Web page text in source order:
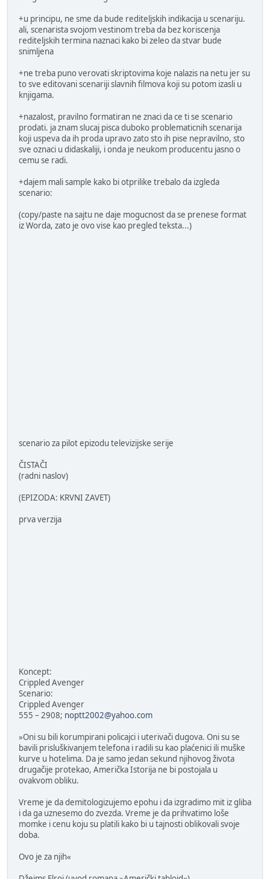
+u principu, ne sme da bude rediteljskih indikacija u scenariju.
ali, scenarista svojom vestinom treba da bez koriscenja
rediteljskih termina naznaci kako bi zeleo da stvar bude
snimljena
+ne treba puno verovati skriptovima koje nalazis na netu jer su
to sve editovani scenariji slavnih filmova koji su potom izasli u
knjigama.
+nazalost, pravilno formatiran ne znaci da ce ti se scenario
prodati. ja znam slucaj pisca duboko problematicnih scenarija
koji uspeva da ih proda upravo zato sto ih pise nepravilno, sto
sve oznaci u didaskaliji, i onda je neukom producentu jasno o
cemu se radi.
+dajem mali sample kako bi otprilike trebalo da izgleda
scenario:
(copy/paste na sajtu ne daje mogucnost da se prenese format
iz Worda, zato je ovo vise kao pregled teksta...)
scenario za pilot epizodu televizijske serije
ČISTAČI
(radni naslov)
(EPIZODA: KRVNI ZAVET)
prva verzija
Koncept:
Crippled Avenger
Scenario:
Crippled Avenger
555 – 2908; noptt2002@yahoo.com
»Oni su bili korumpirani policajci i uterivači dugova. Oni su se
bavili prisluškivanjem telefona i radili su kao plaćenici ili muške
kurve u hotelima. Da je samo jedan sekund njihovog života
drugačije protekao, Američka Istorija ne bi postojala u
ovakvom obliku.
Vreme je da demitologizujemo epohu i da izgradimo mit iz gliba
i da ga uznesemo do zvezda. Vreme je da prihvatimo loše
momke i cenu koju su platili kako bi u tajnosti oblikovali svoje
doba.
Ovo je za njih«